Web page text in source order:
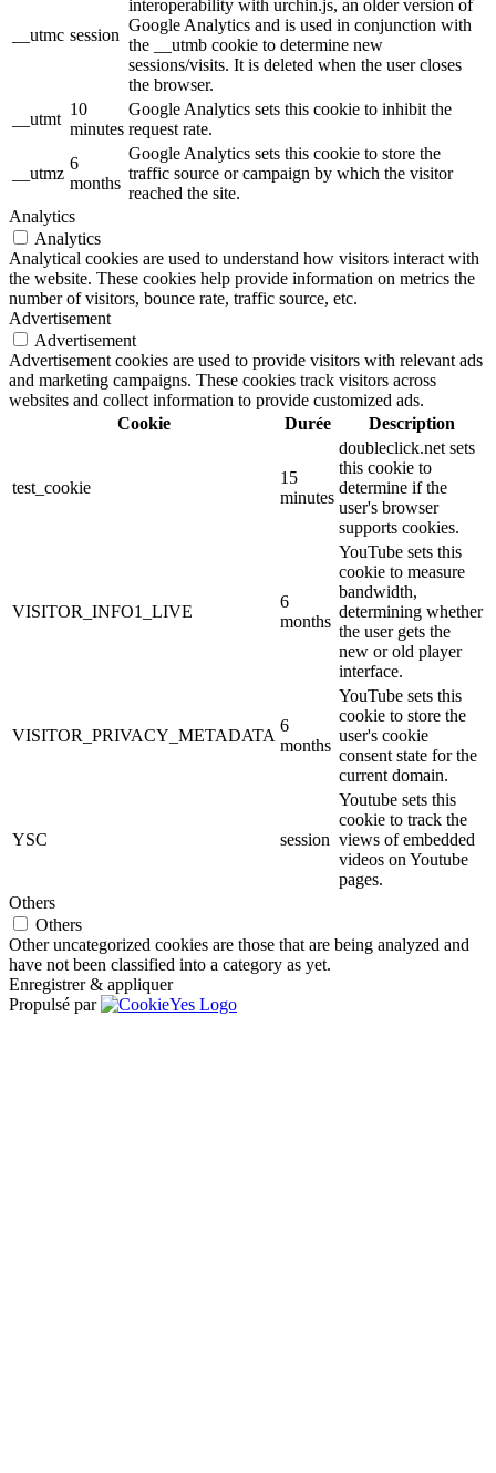
__utmc session
interoperability with urchin.js, an older version of
Google Analytics and is used in conjunction with
the __utmb cookie to determine new
sessions/visits. It is deleted when the user closes
the browser.
__utmt
10
minutes
Google Analytics sets this cookie to inhibit the
request rate.
__utmz
6
months
Google Analytics sets this cookie to store the
traffic source or campaign by which the visitor
reached the site.
Analytics
Analytics
Analytical cookies are used to understand how visitors interact with
the website. These cookies help provide information on metrics the
number of visitors, bounce rate, traffic source, etc.
Advertisement
Advertisement
Advertisement cookies are used to provide visitors with relevant ads
and marketing campaigns. These cookies track visitors across
websites and collect information to provide customized ads.
Cookie
Durée Description
test_cookie
15
minutes
doubleclick.net sets
this cookie to
determine if the
user's browser
supports cookies.
VISITOR_INFO1_LIVE
6
months
YouTube sets this
cookie to measure
bandwidth,
determining whether
the user gets the
new or old player
interface.
VISITOR_PRIVACY_METADATA
6
months
YouTube sets this
cookie to store the
user's cookie
consent state for the
current domain.
YSC session
Youtube sets this
cookie to track the
views of embedded
videos on Youtube
pages.
Others
Others
Other uncategorized cookies are those that are being analyzed and
have not been classified into a category as yet.
Enregistrer & appliquer
Propulsé par